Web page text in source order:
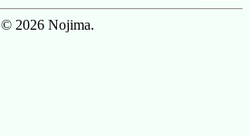
© 2026 Nojima.